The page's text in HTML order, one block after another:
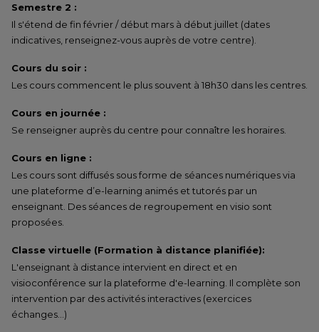
Semestre 2 :
Il s'étend de fin février / début mars à début juillet (dates
indicatives, renseignez-vous auprès de votre centre).
Cours du soir :
Les cours commencent le plus souvent à 18h30 dans les centres.
Cours en journée :
Se renseigner auprès du centre pour connaître les horaires.
Cours en ligne :
Les cours sont diffusés sous forme de séances numériques via
une plateforme d’e-learning animés et tutorés par un
enseignant. Des séances de regroupement en visio sont
proposées.
Classe virtuelle (Formation à distance planifiée):
L'enseignant à distance intervient en direct et en
visioconférence sur la plateforme d'e-learning. Il complète son
intervention par des activités interactives (exercices
échanges…)